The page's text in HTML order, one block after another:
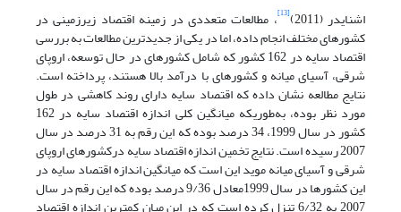
اشنایدر (2011)
[13] ، مطالعات متعددی در زمینه اقتصاد زیرزمینی در
کشورهای مختلف انجام داده، اما در یکی از جدیدترین مطالعات به بررسی
اقتصاد سایه در 162 کشور که شامل کشورهای در حال توسعه، اروپای
شرقی، آسیای میانه و کشورهای با درآمد بالا هستند، پرداخته است.
نتایج مطالعه نشان داده که اقتصاد سایه دارای روند کاهشی در طول
مورد نظر بوده، به‌طوریکه میانگین کلی اندازه اقتصاد سایه در 162
کشور در سال 1999، 34 درصد بوده که این رقم به 31 درصد در سال
2007 رسیده است. نتایج تخمین اندازه اقتصاد سایه درکشورهای اروپای
شرقی و آسیای میانه موید این است که میانگین اندازه اقتصاد سایه در
این کشورها در سال 1999معادل 9/36 درصد بوده که این رقم در سال